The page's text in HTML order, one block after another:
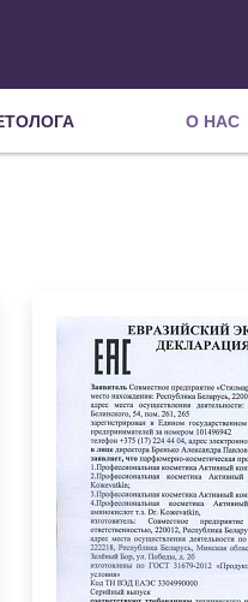
О НАС